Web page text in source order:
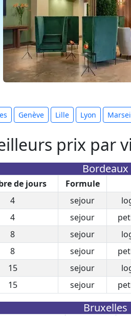
Genève Lille Lyon
prix par
Bordeaux
de jours Formule
4 sejour
4 sejour
8 sejour
8 sejour
15 sejour
15 sejour
Bruxelles